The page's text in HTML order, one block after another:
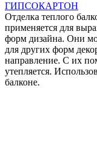
ГИПСОКАРТОН
Отделка теплого
применяется для
форм дизайна. Они
для других форм
направление. С их
утепляется.
балконе.